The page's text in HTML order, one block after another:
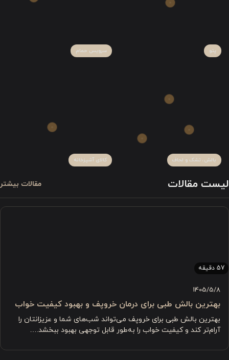
پتو سرویس حمام
بالش، تشک و لحاف کالای آشپزخانه
لیست مقالات مقالات بیشتر
57 دقیقه
1405/5/8
بهترین بالش طبی برای درمان خروپف و بهبود کیفیت خواب
بهترین بالش طبی برای خروپف می‌تواند شب‌های شما و عزیزانتان را
آرام‌تر کند و کیفیت خواب را به‌طور قابل توجهی بهبود ببخشد.…